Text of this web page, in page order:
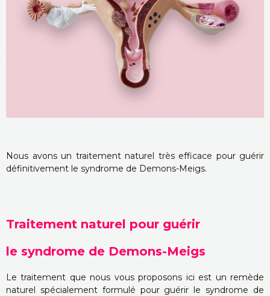
Nous avons un traitement naturel très efficace pour guérir
définitivement le syndrome de Demons-Meigs.
Traitement naturel pour guérir
le syndrome de Demons-Meigs
Le traitement que nous vous proposons ici est un remède
naturel spécialement formulé pour guérir le syndrome de